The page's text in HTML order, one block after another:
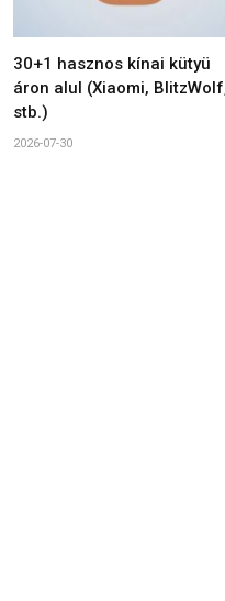
30+1 hasznos kínai kütyü
áron alul (Xiaomi,
stb.)
2026-07-30